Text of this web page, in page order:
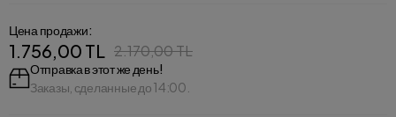
Цена продажи:
1.756,00 TL 2.170,00 TL
Отправка в этот же день!
Заказы, сделанные до 14:00.